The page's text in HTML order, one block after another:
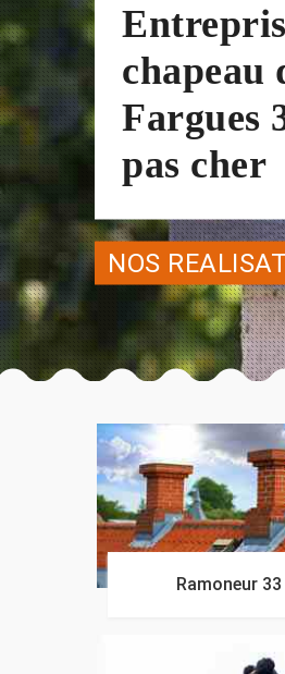
chapeau
Fargues
pas cher
NOS
Ramoneur 33